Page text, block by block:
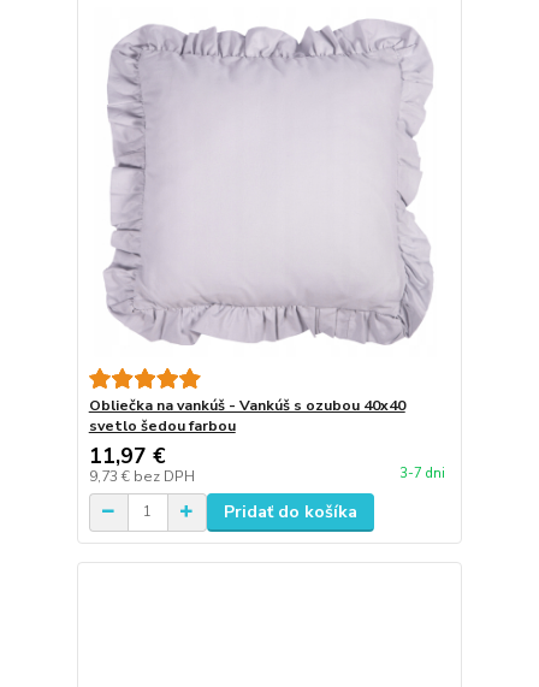
Obliečka na vankúš - Vankúš s ozubou 40x40
svetlo šedou farbou
11,97 €
9,73 € bez DPH 3-7 dni
Pridať do košíka